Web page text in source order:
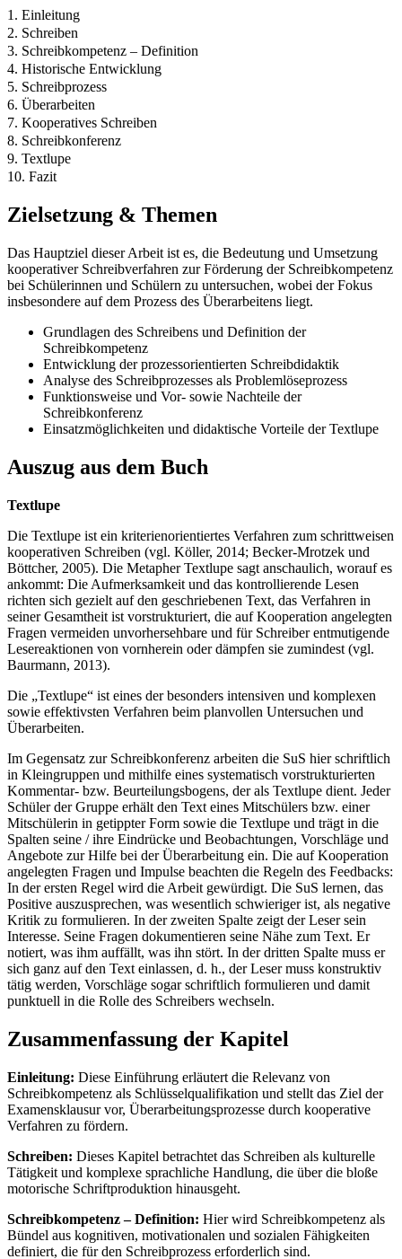
1. Einleitung
2. Schreiben
3. Schreibkompetenz – Definition
4. Historische Entwicklung
5. Schreibprozess
6. Überarbeiten
7. Kooperatives Schreiben
8. Schreibkonferenz
9. Textlupe
10. Fazit
Zielsetzung & Themen
Das Hauptziel dieser Arbeit ist es, die Bedeutung und Umsetzung
kooperativer Schreibverfahren zur Förderung der Schreibkompetenz
bei Schülerinnen und Schülern zu untersuchen, wobei der Fokus
insbesondere auf dem Prozess des Überarbeitens liegt.
Grundlagen des Schreibens und Definition der
Schreibkompetenz
Entwicklung der prozessorientierten Schreibdidaktik
Analyse des Schreibprozesses als Problemlöseprozess
Funktionsweise und Vor- sowie Nachteile der
Schreibkonferenz
Einsatzmöglichkeiten und didaktische Vorteile der Textlupe
Auszug aus dem Buch
Textlupe
Die Textlupe ist ein kriterienorientiertes Verfahren zum schrittweisen
kooperativen Schreiben (vgl. Köller, 2014; Becker-Mrotzek und
Böttcher, 2005). Die Metapher Textlupe sagt anschaulich, worauf es
ankommt: Die Aufmerksamkeit und das kontrollierende Lesen
richten sich gezielt auf den geschriebenen Text, das Verfahren in
seiner Gesamtheit ist vorstrukturiert, die auf Kooperation angelegten
Fragen vermeiden unvorhersehbare und für Schreiber entmutigende
Lesereaktionen von vornherein oder dämpfen sie zumindest (vgl.
Baurmann, 2013).
Die „Textlupe“ ist eines der besonders intensiven und komplexen
sowie effektivsten Verfahren beim planvollen Untersuchen und
Überarbeiten.
Im Gegensatz zur Schreibkonferenz arbeiten die SuS hier schriftlich
in Kleingruppen und mithilfe eines systematisch vorstrukturierten
Kommentar- bzw. Beurteilungsbogens, der als Textlupe dient. Jeder
Schüler der Gruppe erhält den Text eines Mitschülers bzw. einer
Mitschülerin in getippter Form sowie die Textlupe und trägt in die
Spalten seine / ihre Eindrücke und Beobachtungen, Vorschläge und
Angebote zur Hilfe bei der Überarbeitung ein. Die auf Kooperation
angelegten Fragen und Impulse beachten die Regeln des Feedbacks:
In der ersten Regel wird die Arbeit gewürdigt. Die SuS lernen, das
Positive auszusprechen, was wesentlich schwieriger ist, als negative
Kritik zu formulieren. In der zweiten Spalte zeigt der Leser sein
Interesse. Seine Fragen dokumentieren seine Nähe zum Text. Er
notiert, was ihm auffällt, was ihn stört. In der dritten Spalte muss er
sich ganz auf den Text einlassen, d. h., der Leser muss konstruktiv
tätig werden, Vorschläge sogar schriftlich formulieren und damit
punktuell in die Rolle des Schreibers wechseln.
Zusammenfassung der Kapitel
Einleitung: Diese Einführung erläutert die Relevanz von
Schreibkompetenz als Schlüsselqualifikation und stellt das Ziel der
Examensklausur vor, Überarbeitungsprozesse durch kooperative
Verfahren zu fördern.
Schreiben: Dieses Kapitel betrachtet das Schreiben als kulturelle
Tätigkeit und komplexe sprachliche Handlung, die über die bloße
motorische Schriftproduktion hinausgeht.
Schreibkompetenz – Definition: Hier wird Schreibkompetenz als
Bündel aus kognitiven, motivationalen und sozialen Fähigkeiten
definiert, die für den Schreibprozess erforderlich sind.